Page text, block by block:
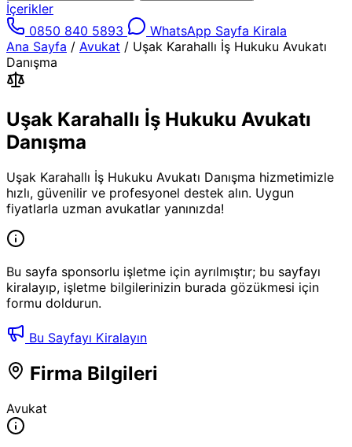
İçerikler
0850 840 5893
WhatsApp Sayfa Kirala
Ana Sayfa / Avukat / Uşak Karahallı İş Hukuku Avukatı
Danışma
Uşak Karahallı İş Hukuku Avukatı
Danışma
Uşak Karahallı İş Hukuku Avukatı Danışma hizmetimizle
hızlı, güvenilir ve profesyonel destek alın. Uygun
fiyatlarla uzman avukatlar yanınızda!
Bu sayfa sponsorlu işletme için ayrılmıştır; bu sayfayı
kiralayıp, işletme bilgilerinizin burada gözükmesi için
formu doldurun.
Bu Sayfayı Kiralayın
Firma Bilgileri
Avukat